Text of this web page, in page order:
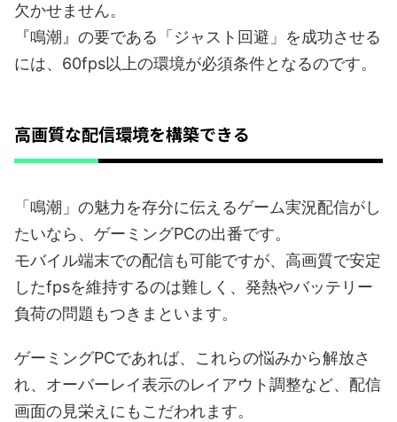
欠かせません。
『鳴潮』の要である「ジャスト回避」を成功させる
には、60fps以上の環境が必須条件となるのです。
高画質な配信環境を構築できる
「鳴潮」の魅力を存分に伝えるゲーム実況配信がし
たいなら、ゲーミングPCの出番です。
モバイル端末での配信も可能ですが、高画質で安定
したfpsを維持するのは難しく、発熱やバッテリー
負荷の問題もつきまといます。
ゲーミングPCであれば、これらの悩みから解放さ
れ、オーバーレイ表示のレイアウト調整など、配信
画面の見栄えにもこだわれます。